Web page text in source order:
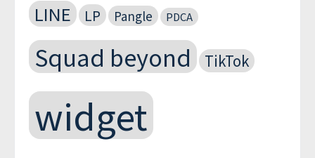
LINE LP Pangle PDCA
Squad beyond TikTok
widget